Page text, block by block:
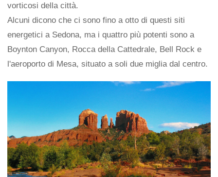
vorticosi della città.
Alcuni dicono che ci sono fino a otto di questi siti
energetici a Sedona, ma i quattro più potenti sono a
Boynton Canyon, Rocca della Cattedrale, Bell Rock e
l'aeroporto di Mesa, situato a soli due miglia dal centro.